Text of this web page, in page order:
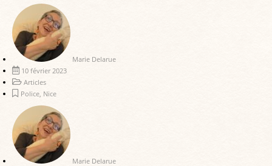
Marie Delarue
10 février 2023
Articles
Police Nice
Marie Delarue